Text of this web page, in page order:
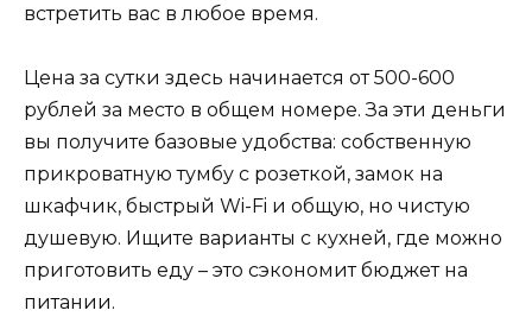
встретить вас в любое время.
Цена за сутки здесь начинается от 500-600
рублей за место в общем номере. За эти деньги
вы получите базовые удобства: собственную
прикроватную тумбу с розеткой, замок на
шкафчик, быстрый Wi-Fi и общую, но чистую
душевую. Ищите варианты с кухней, где можно
приготовить еду – это сэкономит бюджет на
питании.